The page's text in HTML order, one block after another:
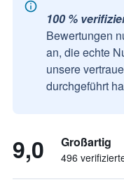
100 %
Bewertungen
an, die echte
unsere
durchgeführt
9,0 Großartig
496